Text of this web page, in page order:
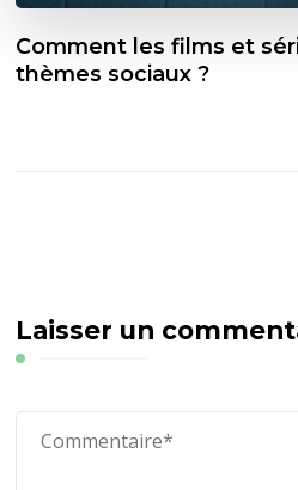
Comment les films et
thèmes sociaux ?
Laisser un